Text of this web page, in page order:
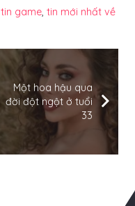
tin game, tin mới nhất về
Một hoa hậu qua
đời đột ngột ở tuổi
33